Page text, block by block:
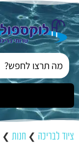
ציוד לבריכה ❯ חנות ❯